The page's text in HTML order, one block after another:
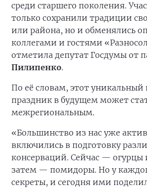
среди старшего поколения.
только сохранили традиции
или района, но и обменялись
коллегами и гостями
отметила депутат Госдумы от
Пилипенко.
По её словам, этот
праздник в будущем может
межрегиональным.
«Большинство из нас уже
включились в подготовку
консерваций. Сейчас —
затем — помидоры. Но у
секреты, и сегодня ими